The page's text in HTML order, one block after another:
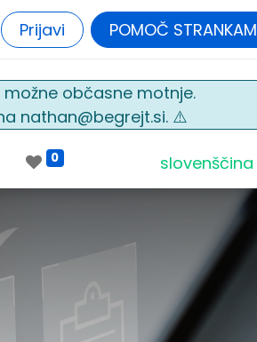
Prijavi POMOČ STRANKAM
občasne motnje.
nathan@begrejt.si. ⚠️
0 slovenščina